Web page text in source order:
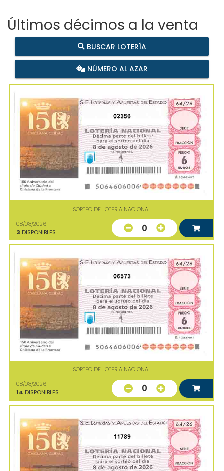
Últimos décimos a la venta
BUSCAR LOTERÍA
NÚMERO AL AZAR
02356
SORTEO DE LOTERIA NACIONAL
08/08/2026
3 DISPONIBLES 0
06573
SORTEO DE LOTERIA NACIONAL
08/08/2026
14 DISPONIBLES 0
11789